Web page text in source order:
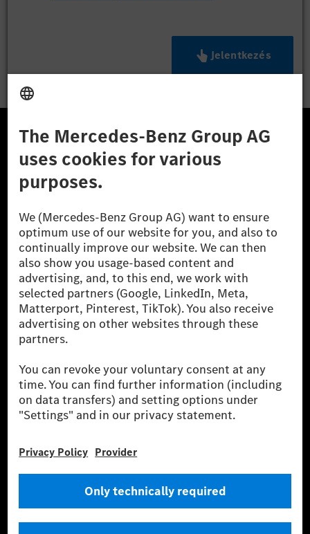
Jelentkezés
A Mercedes-Benz Csoport
A Mercedes-Benz Group AG (korábbi Daimler AG) a
Mercedes-Benz AG-val együtt a prémium és
luxusautók, valamint kishaszonjárművek vezető
globális szállítói vagyunk. A Mercedes-Benz Mobility
AG finanszírozást, lízinget, autó előfizetést és
autókölcsönzést, flottakezelést, digitális
szolgáltatásokat a töltéshez és fizetéshez,
biztosításközvetítést, valamint innovatív mobilitási
szolgáltatásokat kínál.
Helyszínek